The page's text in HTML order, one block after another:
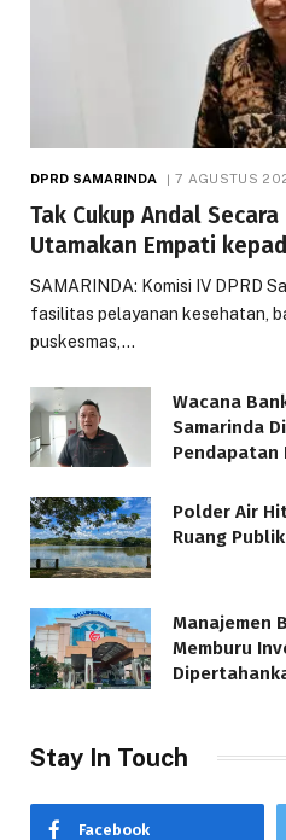
DPRD SAMARINDA 7 AGUSTUS
Tak Cukup Andal
Utamakan Empati
SAMARINDA: Komisi IV DPRD
fasilitas pelayanan kesehatan,
puskesmas,…
Wacana
Samarinda
Pendapatan
Polder Air
Ruang
Manajemen
Memburu
Stay In Touch
Facebook